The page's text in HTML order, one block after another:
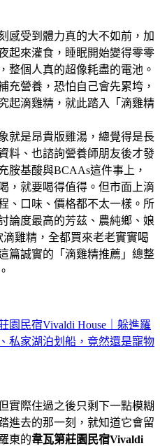
感受到體力真的大不如前，加
起來灌食，睡眠開始變得零零
整個人真的超像耗盡的電池。
充營養，恐怕自己會先累垮，
起滴雞精，就此踏入「滴雞精
就是昂貴版雞湯，總覺得是長
料、也諮詢營養師朋友後才發
胺基酸與BCAAs這件事上，
，就要喝得值得。但市面上滴
、口味、價格都不太一樣。所
論度最高的芳茲、農純鄉、娘
雞精，全都買來老老實實喝
篇誠實的「滴雞精推薦」總整
園民宿Vivaldi House｜躲進羅
私家湖泊划船，竟然還是寵物
實際住過之後只剩下一點模糊
進去的那一刻，就知道它會留
東的韋瓦第莊園民宿Vivaldi